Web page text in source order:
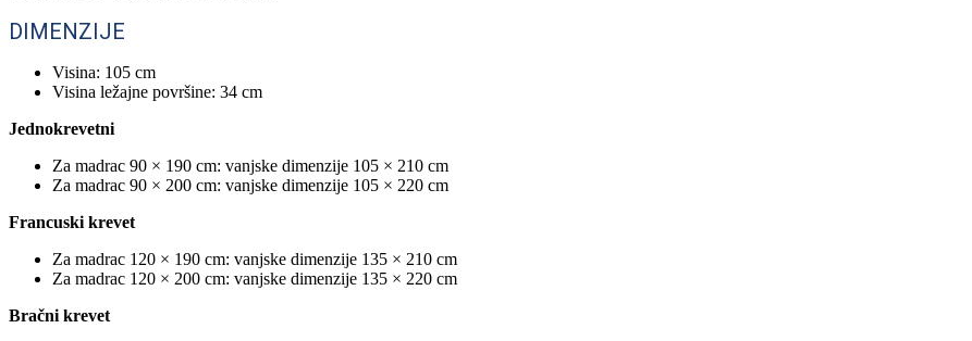
DIMENZIJE
Visina: 105 cm
Visina ležajne površine: 34 cm
Jednokrevetni
Za madrac 90 × 190 cm: vanjske dimenzije 105 × 210 cm
Za madrac 90 × 200 cm: vanjske dimenzije 105 × 220 cm
Francuski krevet
Za madrac 120 × 190 cm: vanjske dimenzije 135 × 210 cm
Za madrac 120 × 200 cm: vanjske dimenzije 135 × 220 cm
Bračni krevet